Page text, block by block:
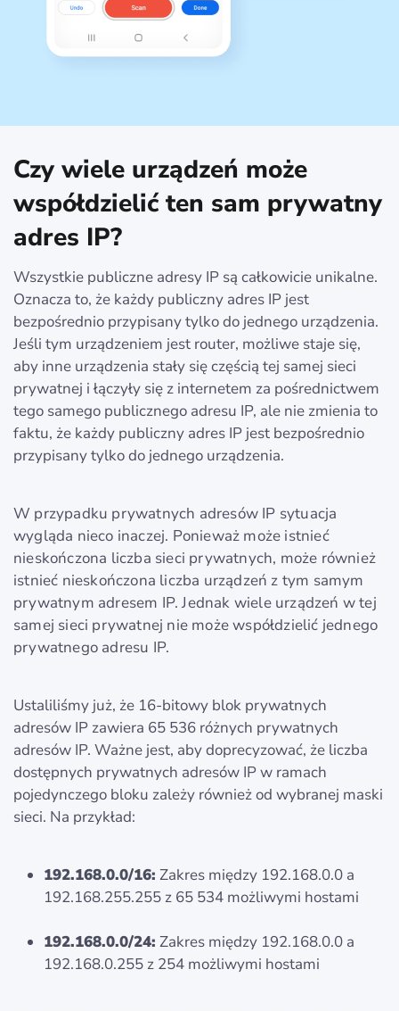
Czy wiele urządzeń może
współdzielić ten sam prywatny
adres IP?
Wszystkie publiczne adresy IP są całkowicie unikalne.
Oznacza to, że każdy publiczny adres IP jest
bezpośrednio przypisany tylko do jednego urządzenia.
Jeśli tym urządzeniem jest router, możliwe staje się,
aby inne urządzenia stały się częścią tej samej sieci
prywatnej i łączyły się z internetem za pośrednictwem
tego samego publicznego adresu IP, ale nie zmienia to
faktu, że każdy publiczny adres IP jest bezpośrednio
przypisany tylko do jednego urządzenia.
W przypadku prywatnych adresów IP sytuacja
wygląda nieco inaczej. Ponieważ może istnieć
nieskończona liczba sieci prywatnych, może również
istnieć nieskończona liczba urządzeń z tym samym
prywatnym adresem IP. Jednak wiele urządzeń w tej
samej sieci prywatnej nie może współdzielić jednego
prywatnego adresu IP.
Ustaliliśmy już, że 16-bitowy blok prywatnych
adresów IP zawiera 65 536 różnych prywatnych
adresów IP. Ważne jest, aby doprecyzować, że liczba
dostępnych prywatnych adresów IP w ramach
pojedynczego bloku zależy również od wybranej maski
sieci. Na przykład:
192.168.0.0/16: Zakres między 192.168.0.0 a
192.168.255.255 z 65 534 możliwymi hostami
192.168.0.0/24: Zakres między 192.168.0.0 a
192.168.0.255 z 254 możliwymi hostami